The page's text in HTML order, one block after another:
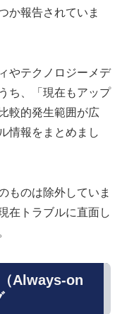
か報告されていま
やテクノロジーメデ
ち、「現在もアップ
較的発生範囲が広
情報をまとめまし
ものは除外していま
在トラブルに直面し
Always-on